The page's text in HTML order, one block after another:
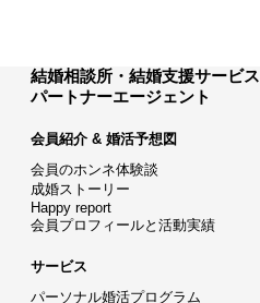
結婚相談所・結婚支援サービス
パートナーエージェント
会員紹介 & 婚活予想図
会員のホンネ体験談
成婚ストーリー
Happy report
会員プロフィールと活動実績
サービス
パーソナル婚活プログラム